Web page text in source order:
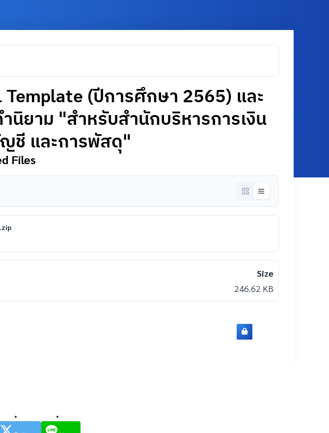
Template (ปีการศึกษา 2565) และ
นิยาม "สำหรับสำนักบริหารการเงิน
ชี และการพัสดุ"
Files
Size
246.62 KB